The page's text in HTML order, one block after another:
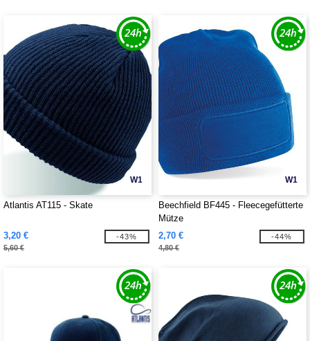
W1
Atlantis AT115 - Skate
3,20 €
5,60 €
-43%
W1
Beechfield BF445 - Fleecegefütterte
Mütze
2,70 €
4,80 €
-44%